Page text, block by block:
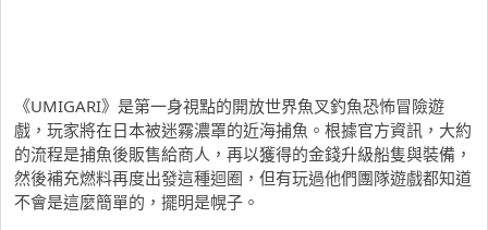
《UMIGARI》是第一身視點的開放世界魚叉釣魚恐怖冒險遊
戲，玩家將在日本被迷霧濃罩的近海捕魚。根據官方資訊，大約
的流程是捕魚後販售給商人，再以獲得的金錢升級船隻與裝備，
然後補充燃料再度出發這種迴圈，但有玩過他們團隊遊戲都知道
不會是這麼簡單的，擺明是幌子。